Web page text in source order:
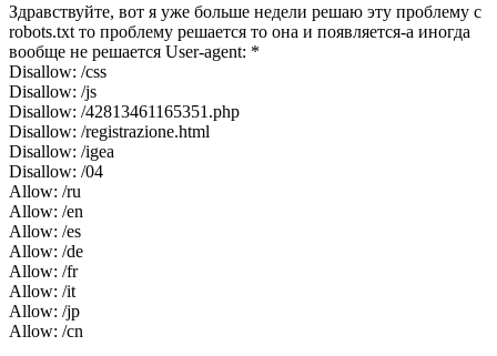
Здравствуйте, вот я уже больше недели решаю эту проблему с
robots.txt то проблему решается то она и появляется-а иногда
вообще не решается User-agent: *
Disallow: /css
Disallow: /js
Disallow: /42813461165351.php
Disallow: /registrazione.html
Disallow: /igea
Disallow: /04
Allow: /ru
Allow: /en
Allow: /es
Allow: /de
Allow: /fr
Allow: /it
Allow: /jp
Allow: /cn